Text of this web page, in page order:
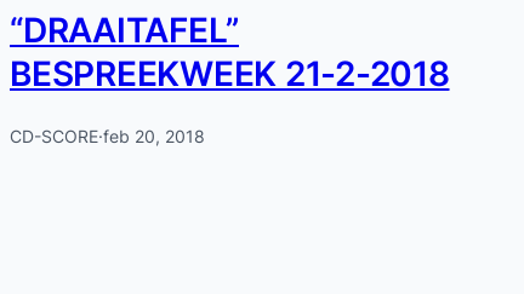
“DRAAITAFEL”
BESPREEKWEEK 21-2-2018
CD-SCORE·feb 20, 2018